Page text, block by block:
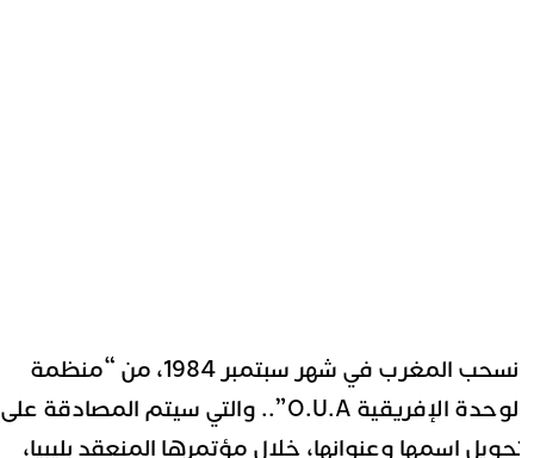
انسحب المغرب في شهر سبتمبر 1984، من “منظمة
الوحدة الإفريقية O.U.A”.. والتي سيتم المصادقة على
اسمها وعنوانها، خلال مؤتمرها المنعقد بليبيا،